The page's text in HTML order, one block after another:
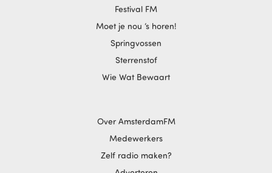
Festival FM
Moet je nou ‘s horen!
Springvossen
Sterrenstof
Wie Wat Bewaart
Over AmsterdamFM
Medewerkers
Zelf radio maken?